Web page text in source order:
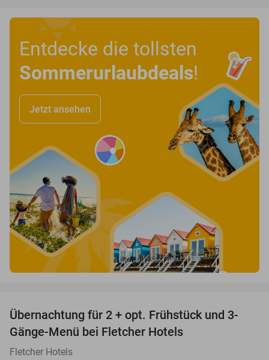
Entdecke die tollsten
Sommerurlaubdeals!
Jetzt ansehen
Übernachtung für 2 + opt. Frühstück und 3-
Gänge-Menü bei Fletcher Hotels
Fletcher Hotels